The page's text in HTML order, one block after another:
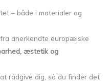
– både i materialer og
anerkendte europæiske
æstetik og
rådgive dig, så du finder det